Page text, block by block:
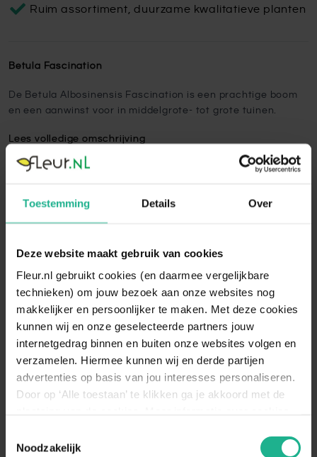
Toestemming Details Over
Deze website maakt gebruik van cookies
Fleur.nl gebruikt cookies (en daarmee vergelijkbare
technieken) om jouw bezoek aan onze websites nog
makkelijker en persoonlijker te maken. Met deze cookies
kunnen wij en onze geselecteerde partners jouw
internetgedrag binnen en buiten onze websites volgen en
verzamelen. Hiermee kunnen wij en derde partijen
advertenties op basis van jou interesses personaliseren.
Door op ‘Alle toestaan’ te klikken ga je akkoord met de
decookieverklaring op onze website.
Noodzakelijk
Ruim assortiment, duurzame kwalitatieve planten
Betula Fascination
De Betula Albosinensis Fascination is een prachtige boom
en een aanwinst voor in middelgrote- tot grote tuinen.
Lees volledige omschrijving
Specificaties
Groeisnelheid Gemiddeld
Snoeien Ja
Snoeimaand
November
Winterhard